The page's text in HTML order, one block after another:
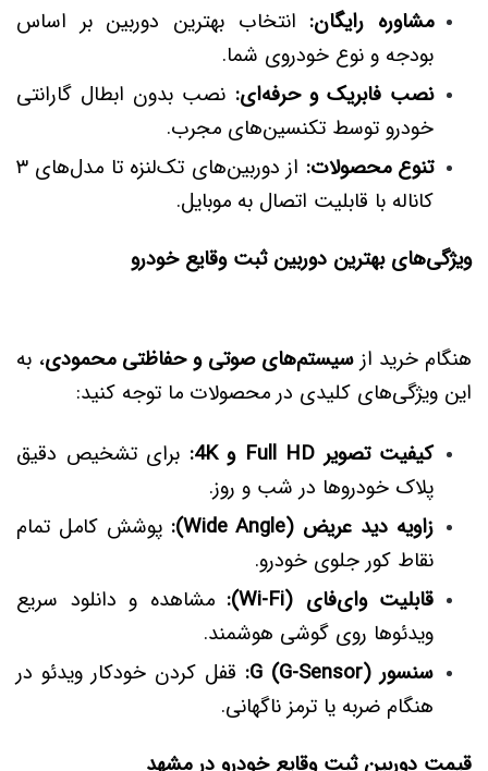
مشاوره رایگان: انتخاب بهترین دوربین بر اساس
بودجه و نوع خودروی شما.
نصب فابریک و حرفه‌ای: نصب بدون ابطال گارانتی
خودرو توسط تکنسین‌های مجرب.
تنوع محصولات:
از دوربین‌های تک‌لنزه تا مدل‌های ۳
کاناله با قابلیت اتصال به موبایل.
ویژگی‌های بهترین دوربین ثبت وقایع خودرو
هنگام خرید ازسیستم‌های صوتی و حفاظتی محمودی، به
این ویژگی‌های کلیدی در محصولات ما توجه کنید:
کیفیت تصویر Full HD و 4K:
برای تشخیص دقیق
پلاک خودروها در شب و روز.
زاویه دید عریض (Wide Angle):
پوشش کامل تمام
نقاط کور جلوی خودرو.
قابلیت وای‌فای (Wi-Fi):
مشاهده و دانلود سریع
ویدئوها روی گوشی هوشمند.
سنسور G (G-Sensor):
قفل کردن خودکار ویدئو در
هنگام ضربه یا ترمز ناگهانی.